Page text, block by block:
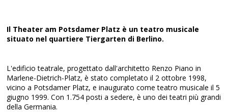
Il Theater am Potsdamer Platz è un teatro musicale
situato nel quartiere Tiergarten di Berlino.
L'edificio teatrale, progettato dall'architetto Renzo Piano in
Marlene-Dietrich-Platz, è stato completato il 2 ottobre 1998,
vicino a Potsdamer Platz, e inaugurato come teatro musicale il 5
giugno 1999. Con 1.754 posti a sedere, è uno dei teatri più grandi
della Germania.